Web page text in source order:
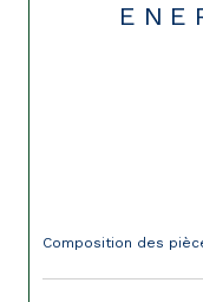
Composition des